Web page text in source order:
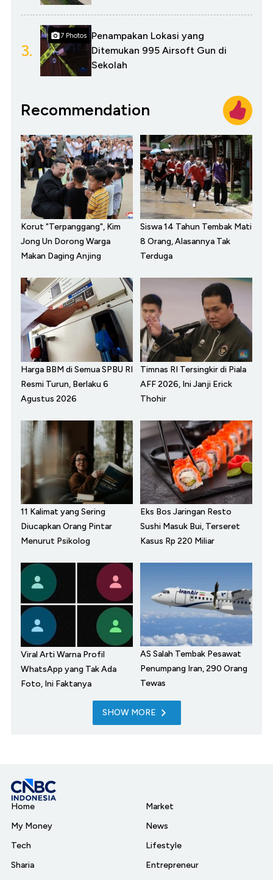
3.
7 Photos
Penampakan Lokasi yang
Ditemukan 995 Airsoft Gun di
Sekolah
Recommendation
Korut "Terpanggang", Kim
Jong Un Dorong Warga
Makan Daging Anjing
Siswa 14 Tahun Tembak Mati
8 Orang, Alasannya Tak
Terduga
Harga BBM di Semua SPBU RI
Resmi Turun, Berlaku 6
Agustus 2026
Timnas RI Tersingkir di Piala
AFF 2026, Ini Janji Erick
Thohir
11 Kalimat yang Sering
Diucapkan Orang Pintar
Menurut Psikolog
Eks Bos Jaringan Resto
Sushi Masuk Bui, Terseret
Kasus Rp 220 Miliar
Viral Arti Warna Profil
WhatsApp yang Tak Ada
Foto, Ini Faktanya
AS Salah Tembak Pesawat
Penumpang Iran, 290 Orang
Tewas
SHOW MORE
Home
My Money
Tech
Sharia
Market
News
Lifestyle
Entrepreneur